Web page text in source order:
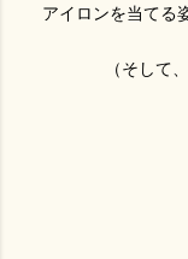
アイロンを当てる
（そして